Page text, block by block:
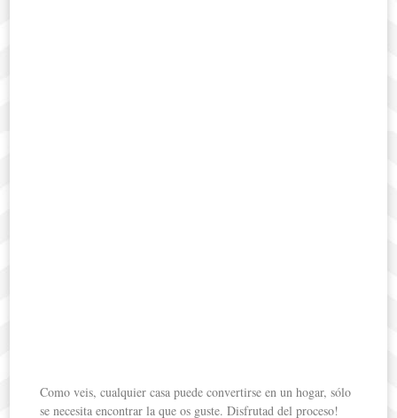
Como veis, cualquier casa puede convertirse en un hogar, sólo
se necesita encontrar la que os guste. Disfrutad del proceso!